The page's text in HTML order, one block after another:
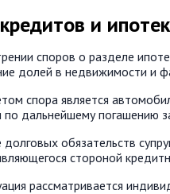
и
споров о разделе
долей в недвижимости и
спора является
по дальнейшему погашению
обязательств
стороной
рассматривается